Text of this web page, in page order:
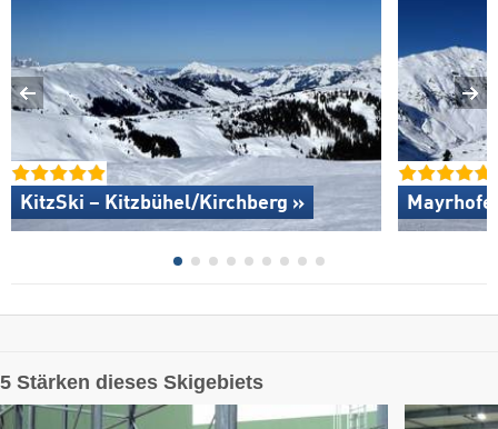
KitzSki – Kitzbühel/​Kirchberg »
5 Stärken dieses Skigebiets